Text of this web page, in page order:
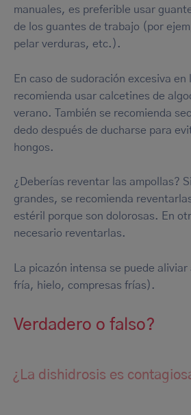
manuales, es preferible usar
de los guantes de trabajo (por
pelar verduras, etc.).
En caso de sudoración excesiva en
recomienda usar calcetines de
verano. También se recomienda
dedo después de ducharse para
hongos.
¿Deberías reventar las ampollas?
grandes, se recomienda
estéril porque son dolorosas. En
necesario reventarlas.
La picazón intensa se puede
fría, hielo, compresas frías).
Verdadero o falso?
¿La dishidrosis es